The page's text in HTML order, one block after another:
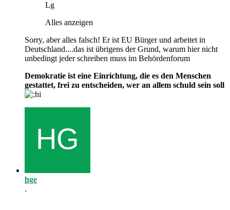
Lg
Alles anzeigen
Sorry, aber alles falsch! Er ist EU Bürger und arbeitet in
Deutschland....das ist übrigens der Grund, warum hier nicht
unbedingt jeder schreiben muss im Behördenforum
Demokratie ist eine Einrichtung, die es den Menschen
gestattet, frei zu entscheiden, wer an allem schuld sein soll
hge
.